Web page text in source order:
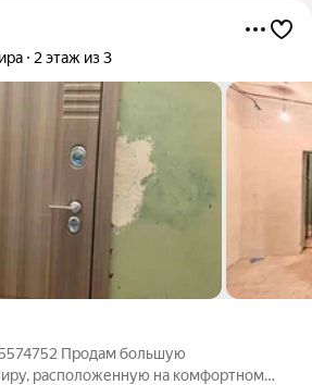
2 этаж из 3
Продам большую
расположенную на комфортном